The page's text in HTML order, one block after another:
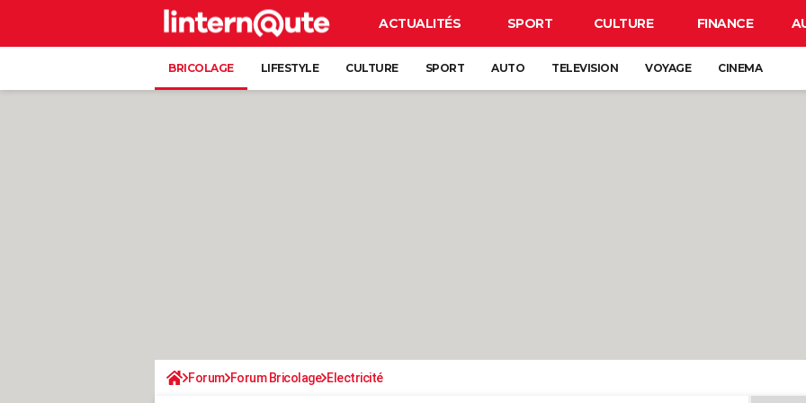
ACTUALITÉS SPORT CULTURE FINANCE
BRICOLAGE LIFESTYLE CULTURE SPORT AUTO TELEVISION VOYAGE CINEMA
Forum Forum Bricolage Electricité